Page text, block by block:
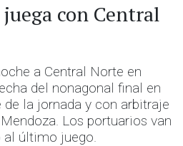
con Central
a Central Norte en
del nonagonal final en
la jornada y con arbitraje
Los portuarios van
al último juego.